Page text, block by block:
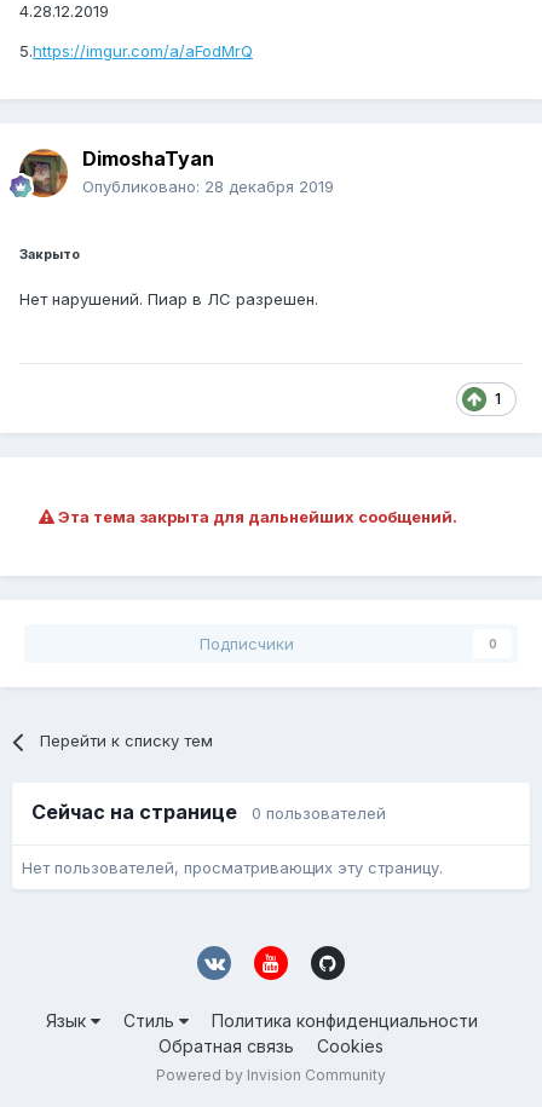
4.28.12.2019
5.https://imgur.com/a/aFodMrQ
DimoshaTyan
Опубликовано: 28 декабря 2019
Закрыто
Нет нарушений. Пиар в ЛС разрешен.
1
Эта тема закрыта для дальнейших сообщений.
Подписчики 0
Перейти к списку тем
Сейчас на странице 0 пользователей
Нет пользователей, просматривающих эту страницу.
Язык Стиль
Политика конфиденциальности
Обратная связь
Cookies
Powered by Invision Community